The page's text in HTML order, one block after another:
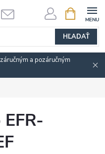
HĽADAŤ
KOŠÍK
a pozáručným